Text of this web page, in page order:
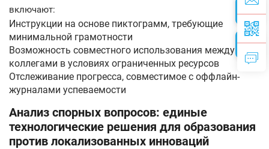
включают:
Инструкции на основе пиктограмм, требующие
минимальной грамотности
Возможность совместного использования между
коллегами в условиях ограниченных ресурсов
Отслеживание прогресса, совместимое с оффлайн-
журналами успеваемости
Анализ спорных вопросов: единые
технологические решения для образования
против локализованных инноваций